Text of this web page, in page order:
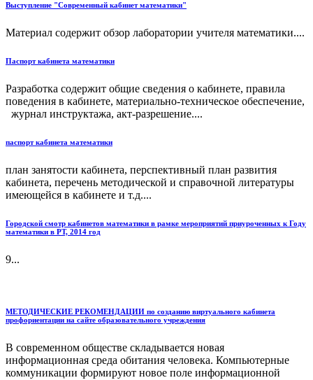
Выступление "Современный кабинет математики"
Материал содержит обзор лаборатории учителя математики....
Паспорт кабинета математики
Разработка содержит общие сведения о кабинете, правила
поведения в кабинете, материально-техническое обеспечение,
журнал инструктажа, акт-разрешение....
паспорт кабинета математики
план занятости кабинета, перспективный план развития
кабинета, перечень методической и справочной литературы
имеющейся в кабинете и т.д....
Городской смотр кабинетов математики в рамке мероприятий приуроченных к Году
математики в РТ, 2014 год
9...
МЕТОДИЧЕСКИЕ РЕКОМЕНДАЦИИ по созданию виртуального кабинета
профориентации на сайте образовательного учреждения
В современном обществе складывается новая
информационная среда обитания человека. Компьютерные
коммуникации формируют новое поле информационной